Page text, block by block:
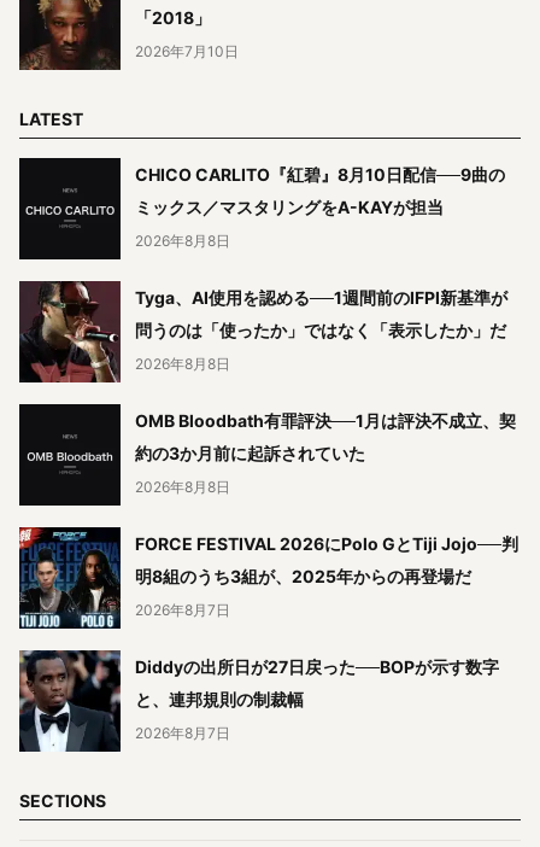
「2018」
2026年7月10日
LATEST
CHICO CARLITO『紅碧』8月10日配信──9曲の
ミックス／マスタリングをA-KAYが担当
2026年8月8日
Tyga、AI使用を認める──1週間前のIFPI新基準が
問うのは「使ったか」ではなく「表示したか」だ
2026年8月8日
OMB Bloodbath有罪評決──1月は評決不成立、契
約の3か月前に起訴されていた
2026年8月8日
FORCE FESTIVAL 2026にPolo GとTiji Jojo──判
明8組のうち3組が、2025年からの再登場だ
2026年8月7日
Diddyの出所日が27日戻った──BOPが示す数字
と、連邦規則の制裁幅
2026年8月7日
SECTIONS